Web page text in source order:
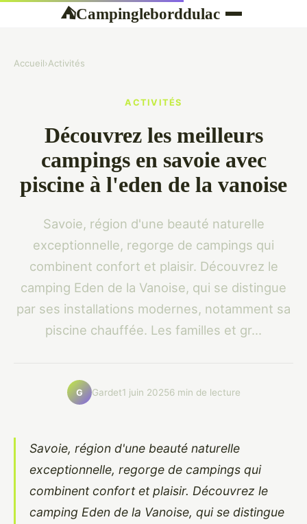
⛺Campingleborddulac
Accueil›Activités
ACTIVITÉS
Découvrez les meilleurs
campings en savoie avec
piscine à l'eden de la vanoise
Savoie, région d'une beauté naturelle
exceptionnelle, regorge de campings qui
combinent confort et plaisir. Découvrez le
camping Eden de la Vanoise, qui se distingue
par ses installations modernes, notamment sa
piscine chauffée. Les familles et gr...
G Gardet1 juin 20256 min de lecture
Savoie, région d'une beauté naturelle
exceptionnelle, regorge de campings qui
combinent confort et plaisir. Découvrez le
camping Eden de la Vanoise, qui se distingue